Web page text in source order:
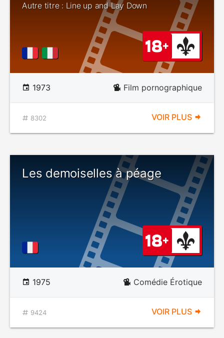
Autre titre : Line up and Lay Down
1973 Film pornographique
8302 VOIR PLUS
Les demoiselles à péage
1975 Comédie Érotique
9424 VOIR PLUS